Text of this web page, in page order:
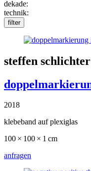
dekade:
technik:
filter
steffen schlichter
2018
klebeband auf plexiglas
100 × 100 × 1 cm
anfragen